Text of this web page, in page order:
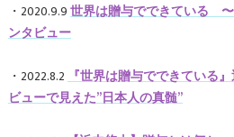
・2020.9.9世界は贈与でできている
ンタビュー
・2022.8.2『世界は贈与でできている
ビューで見えた”日本人の真髄”